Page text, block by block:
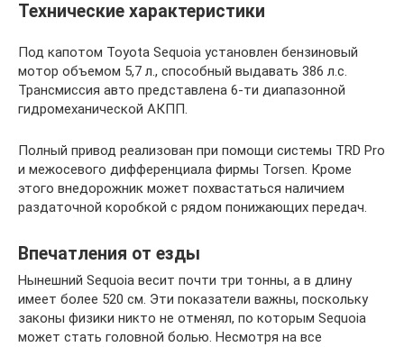
Технические характеристики
Под капотом Toyota Sequoia установлен бензиновый
мотор объемом 5,7 л., способный выдавать 386 л.с.
Трансмиссия авто представлена 6-ти диапазонной
гидромеханической АКПП.
Полный привод реализован при помощи системы TRD Pro
и межосевого дифференциала фирмы Torsen. Кроме
этого внедорожник может похвастаться наличием
раздаточной коробкой с рядом понижающих передач.
Впечатления от езды
Нынешний Sequoia весит почти три тонны, а в длину
имеет более 520 см. Эти показатели важны, поскольку
законы физики никто не отменял, по которым Sequoia
может стать головной болью. Несмотря на все